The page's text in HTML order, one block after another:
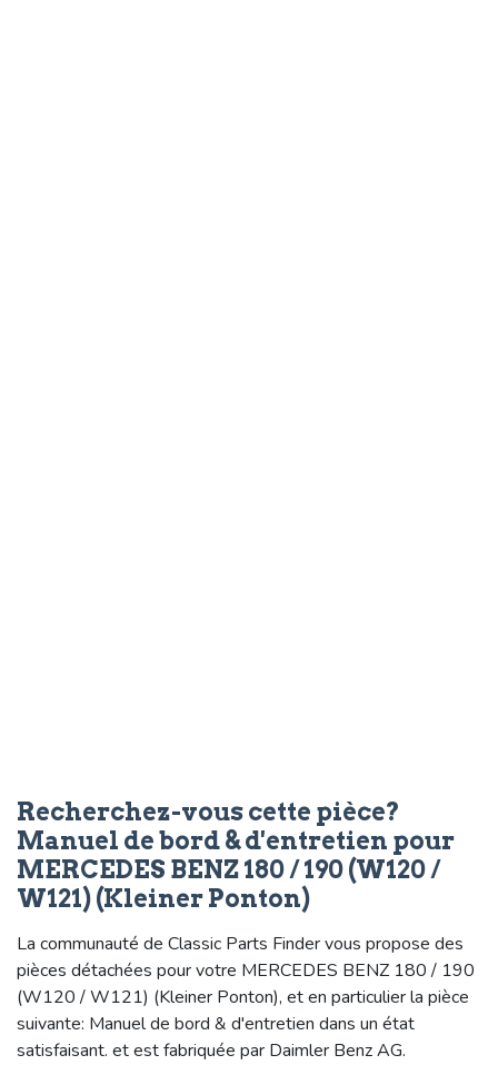
Recherchez-vous cette pièce?
Manuel de bord & d'entretien pour
MERCEDES BENZ 180 / 190 (W120 /
W121) (Kleiner Ponton)
La communauté de Classic Parts Finder vous propose des
pièces détachées pour votre MERCEDES BENZ 180 / 190
(W120 / W121) (Kleiner Ponton), et en particulier la pièce
suivante: Manuel de bord & d'entretien dans un état
satisfaisant. et est fabriquée par Daimler Benz AG.